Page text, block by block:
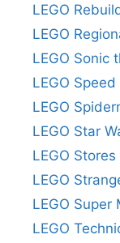
LEGO
LEGO
LEGO Sonic
LEGO
LEGO
LEGO Star
LEGO
LEGO
LEGO Super
LEGO